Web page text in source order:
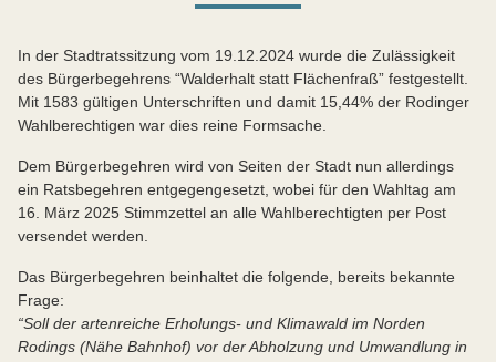
In der Stadtratssitzung vom 19.12.2024 wurde die Zulässigkeit
des Bürgerbegehrens “Walderhalt statt Flächenfraß” festgestellt.
Mit 1583 gültigen Unterschriften und damit 15,44% der Rodinger
Wahlberechtigen war dies reine Formsache.
Dem Bürgerbegehren wird von Seiten der Stadt nun allerdings
ein Ratsbegehren entgegengesetzt, wobei für den Wahltag am
16. März 2025 Stimmzettel an alle Wahlberechtigten per Post
versendet werden.
Das Bürgerbegehren beinhaltet die folgende, bereits bekannte
Frage:
“Soll der artenreiche Erholungs- und Klimawald im Norden
Rodings (Nähe Bahnhof) vor der Abholzung und Umwandlung in